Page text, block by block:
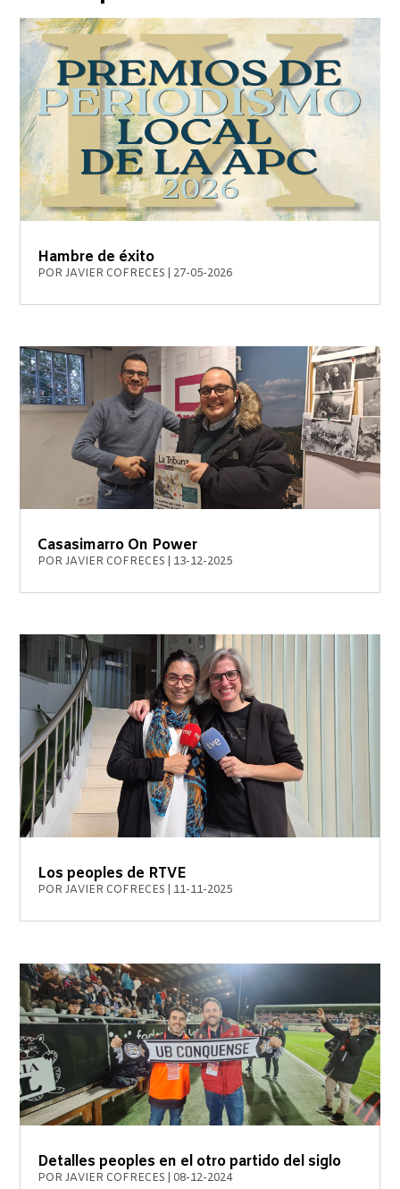
Hambre de éxito
PORJAVIER COFRECES 27-05-2026
Casasimarro On Power
PORJAVIER COFRECES 13-12-2025
Los peoples de RTVE
PORJAVIER COFRECES 11-11-2025
Detalles peoples en el otro partido del siglo
PORJAVIER COFRECES 08-12-2024